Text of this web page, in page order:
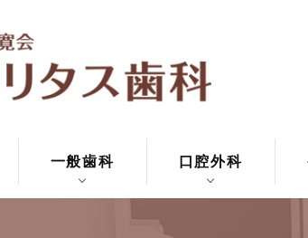
一般歯科 口腔外科